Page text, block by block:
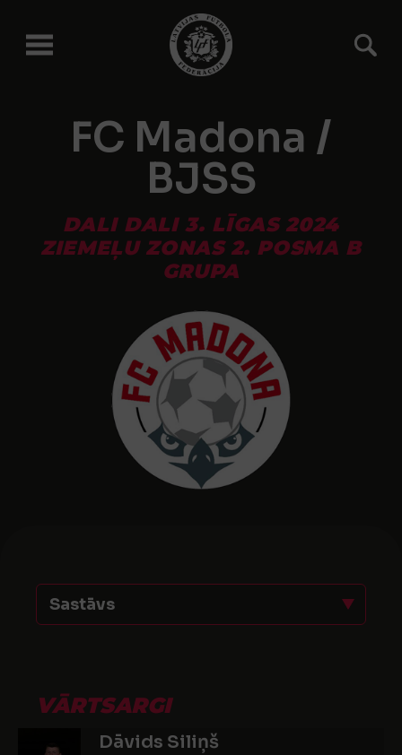
FC Madona /
BJSS
DALI DALI 3. LĪGAS 2024
ZIEMEĻU ZONAS 2. POSMA B
GRUPA
Sastāvs
VĀRTSARGI
Dāvids Siliņš